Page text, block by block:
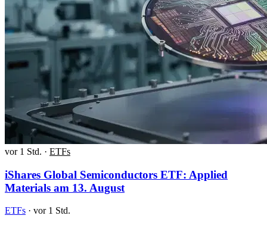
vor 1 Std. · ETFs
iShares Global Semiconductors ETF: Applied
Materials am 13. August
ETFs · vor 1 Std.